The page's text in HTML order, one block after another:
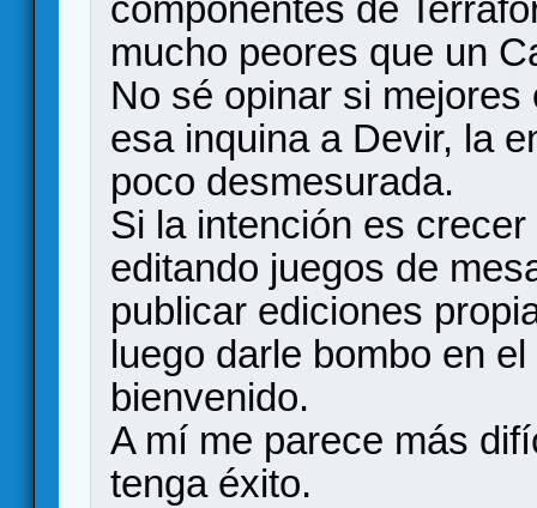
componentes de
mucho peores que un
No sé opinar si
esa inquina a Devir, la
poco desmesurada.
Si la intención es
editando juegos de
publicar ediciones
luego darle bombo en
bienvenido.
A mí me parece más
tenga éxito.